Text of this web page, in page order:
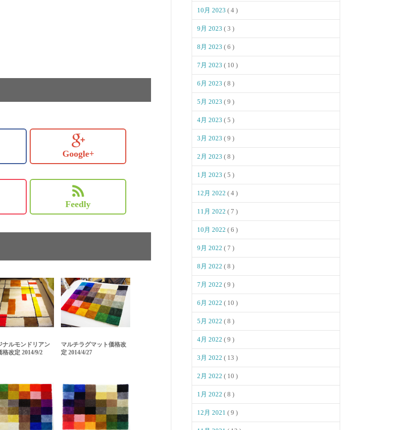
Google+
Feedly
ナルモンドリアン
格改定 2014/9/2
マルチラグマット価格改
定 2014/4/27
10月 2023 ( 4 )
9月 2023 ( 3 )
8月 2023 ( 6 )
7月 2023 ( 10 )
6月 2023 ( 8 )
5月 2023 ( 9 )
4月 2023 ( 5 )
3月 2023 ( 9 )
2月 2023 ( 8 )
1月 2023 ( 5 )
12月 2022 ( 4 )
11月 2022 ( 7 )
10月 2022 ( 6 )
9月 2022 ( 7 )
8月 2022 ( 8 )
7月 2022 ( 9 )
6月 2022 ( 10 )
5月 2022 ( 8 )
4月 2022 ( 9 )
3月 2022 ( 13 )
2月 2022 ( 10 )
1月 2022 ( 8 )
12月 2021 ( 9 )